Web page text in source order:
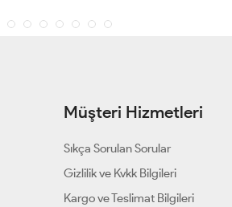
Müşteri Hizmetleri
Sıkça Sorulan Sorular
Gizlilik ve Kvkk Bilgileri
Kargo ve Teslimat Bilgileri